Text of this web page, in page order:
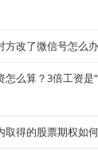
方改了微信号怎么
么算？3倍工资是
取得的股票期权如